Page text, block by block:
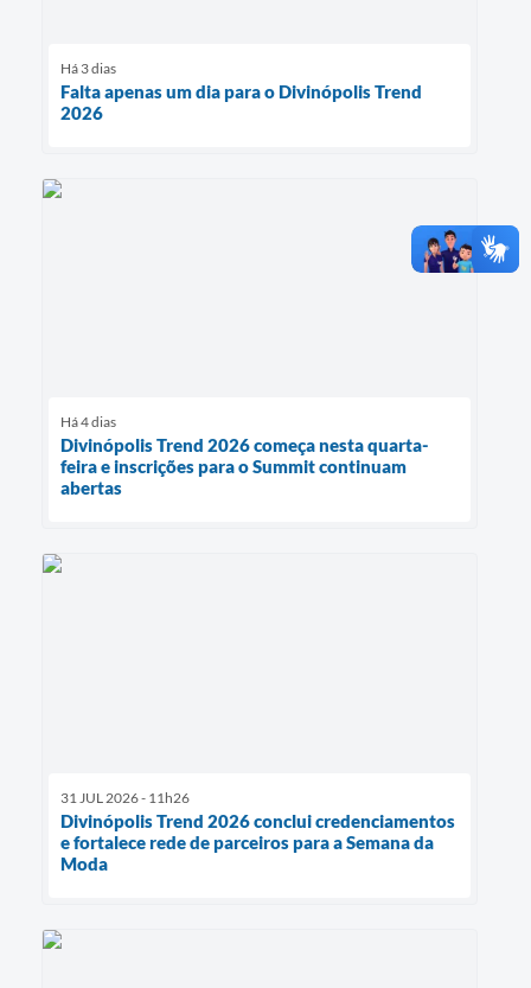
Há 3 dias
Falta apenas um dia para o Divinópolis Trend
2026
Há 4 dias
Divinópolis Trend 2026 começa nesta quarta-
feira e inscrições para o Summit continuam
abertas
31 JUL 2026 - 11h26
Divinópolis Trend 2026 conclui credenciamentos
e fortalece rede de parceiros para a Semana da
Moda